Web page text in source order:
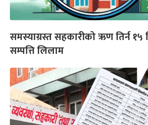
समस्याग्रस्त सहकारीको ऋण तिर्न
सम्पत्ति लिलाम